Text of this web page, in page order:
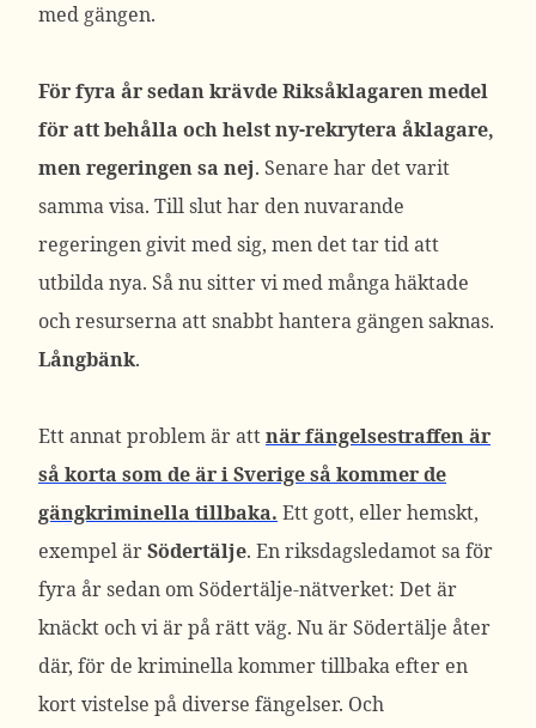
med gängen.
För fyra år sedan krävde Riksåklagaren medel
för att behålla och helst ny-rekrytera åklagare,
men regeringen sa nej. Senare har det varit
samma visa. Till slut har den nuvarande
regeringen givit med sig, men det tar tid att
utbilda nya. Så nu sitter vi med många häktade
och resurserna att snabbt hantera gängen saknas.
Långbänk.
Ett annat problem är attnär fängelsestraffen är
så korta som de är i Sverige så kommer de
gängkriminella tillbaka. Ett gott, eller hemskt,
exempel ärSödertälje. En riksdagsledamot sa för
fyra år sedan om Södertälje-nätverket: Det är
knäckt och vi är på rätt väg. Nu är Södertälje åter
där, för de kriminella kommer tillbaka efter en
kort vistelse på diverse fängelser. Och